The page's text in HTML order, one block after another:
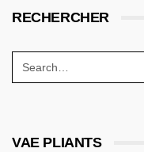
RECHERCHER
VAE PLIANTS